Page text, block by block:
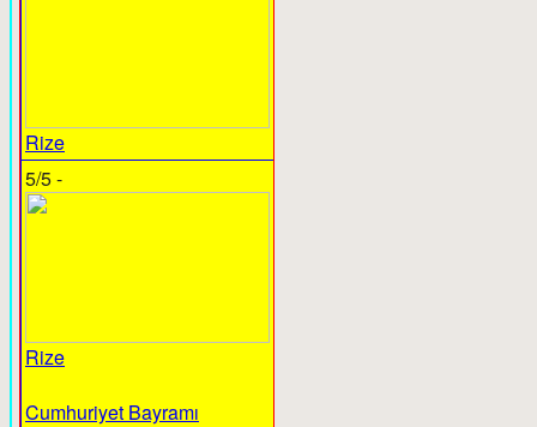
Rize
5/5 -
Rize
Cumhuriyet Bayramı